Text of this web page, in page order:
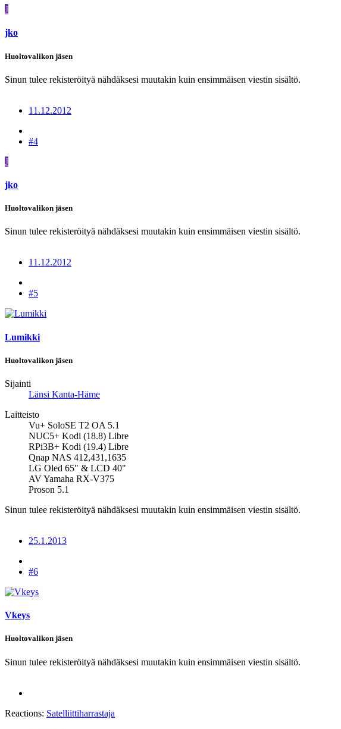
J
jko
Huoltovalikon jäsen
Sinun tulee rekisteröityä nähdäksesi muutakin kuin ensimmäisen viestin sisältö.
11.12.2012
#4
J
jko
Huoltovalikon jäsen
Sinun tulee rekisteröityä nähdäksesi muutakin kuin ensimmäisen viestin sisältö.
11.12.2012
#5
Lumikki
Huoltovalikon jäsen
Sijainti
Länsi Kanta-Häme
Laitteisto
Vu+ SoloSE T2 OA 5.1
NUC5+ Kodi (18.8) Libre
RPi3B+ Kodi (19.4) Libre
Qnap NAS 412,431,1635
LG Oled 65" & LCD 40"
AV Yamaha RX-V375
Proson 5.1
Sinun tulee rekisteröityä nähdäksesi muutakin kuin ensimmäisen viestin sisältö.
25.1.2013
#6
Vkeys
Huoltovalikon jäsen
Sinun tulee rekisteröityä nähdäksesi muutakin kuin ensimmäisen viestin sisältö.
Reactions: Satelliittiharrastaja